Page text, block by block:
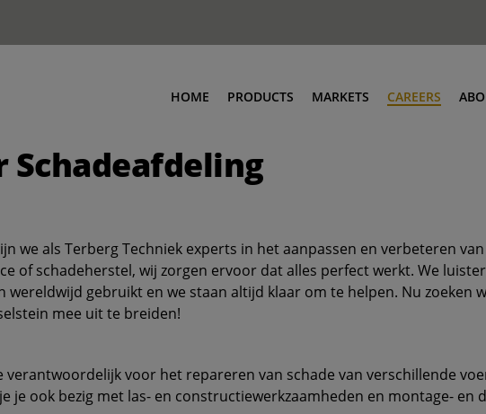
HOME PRODUCTS MARKETS CAREERS
we als Terberg Techniek experts in het aanpassen en verbeteren
of schadeherstel, wij zorgen ervoor dat alles perfect werkt. We
wereldwijd gebruikt en we staan altijd klaar om te helpen. Nu zoeken
mee uit te breiden!
verantwoordelijk voor het repareren van schade van verschillende
je ook bezig met las- en constructiewerkzaamheden en montage- en